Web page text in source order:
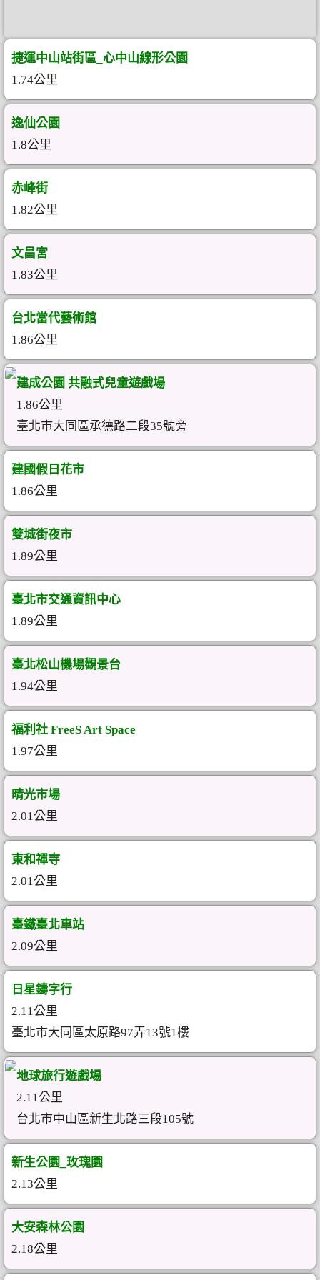
捷運中山站街區_心中山線形公園
1.74公里
逸仙公園
1.8公里
赤峰街
1.82公里
文昌宮
1.83公里
台北當代藝術館
1.86公里
建成公園 共融式兒童遊戲場
1.86公里
臺北市大同區承德路二段35號旁
建國假日花市
1.86公里
雙城街夜市
1.89公里
臺北市交通資訊中心
1.89公里
臺北松山機場觀景台
1.94公里
福利社 FreeS Art Space
1.97公里
晴光市場
2.01公里
東和禪寺
2.01公里
臺鐵臺北車站
2.09公里
日星鑄字行
2.11公里
臺北市大同區太原路97弄13號1樓
地球旅行遊戲場
2.11公里
台北市中山區新生北路三段105號
新生公園_玫瑰園
2.13公里
大安森林公園
2.18公里